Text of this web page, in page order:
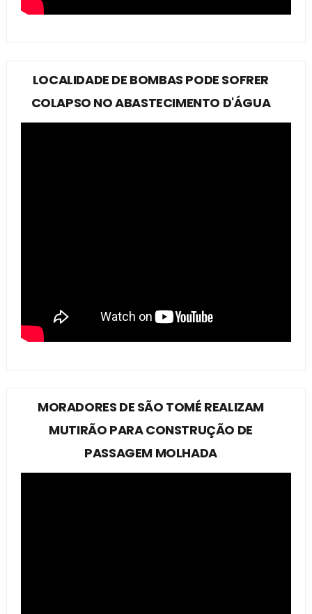
LOCALIDADE DE BOMBAS PODE SOFRER
COLAPSO NO ABASTECIMENTO D'ÁGUA
MORADORES DE SÃO TOMÉ REALIZAM
MUTIRÃO PARA CONSTRUÇÃO DE
PASSAGEM MOLHADA